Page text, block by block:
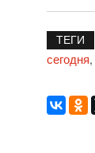
ТЕГИ
сегодня,